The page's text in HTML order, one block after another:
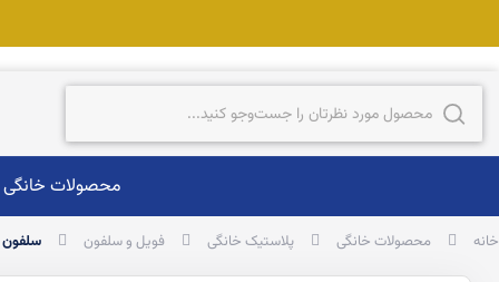
جست‌وجو
محصولات خانگی
خانه محصولات خانگی پلاستیک خانگی فویل و سلفون سلفون